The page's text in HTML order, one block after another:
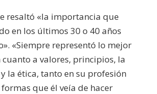
resaltó «la importancia que
en los últimos 30 o 40 años
«Siempre representó lo mejor
cuanto a valores, principios, la
la ética, tanto en su profesión
que él veía de hacer